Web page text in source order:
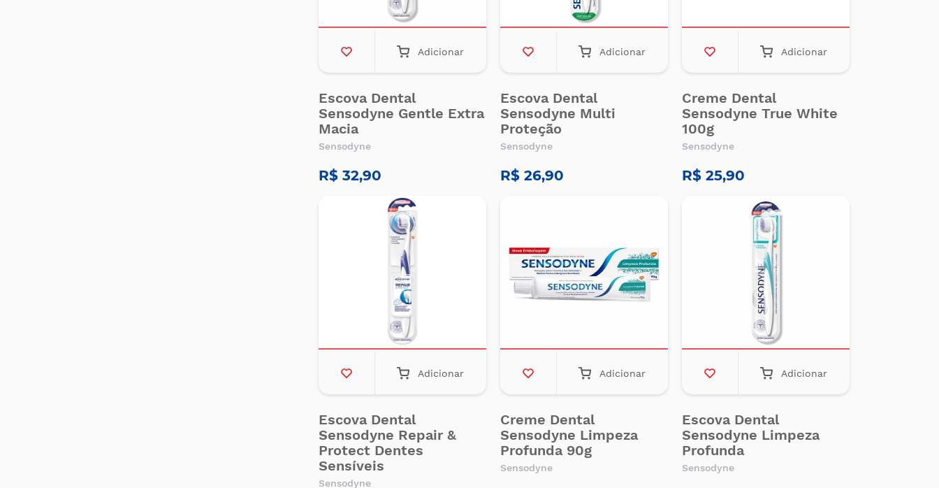
Adicionar
Escova Dental
Sensodyne Gentle Extra
Macia
Sensodyne
R$ 32,90
Adicionar
Escova Dental
Sensodyne Multi
Proteção
Sensodyne
R$ 26,90
Adicionar
Creme Dental
Sensodyne True White
100g
Sensodyne
R$ 25,90
Adicionar
Escova Dental
Sensodyne Repair &
Protect Dentes
Sensíveis
Sensodyne
Adicionar
Creme Dental
Sensodyne Limpeza
Profunda 90g
Sensodyne
Adicionar
Escova Dental
Sensodyne Limpeza
Profunda
Sensodyne